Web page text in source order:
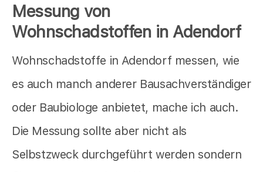
Messung von
Wohnschadstoffen in Adendorf
Wohnschadstoffe in Adendorf messen, wie
es auch manch anderer Bausachverständiger
oder Baubiologe anbietet, mache ich auch.
Die Messung sollte aber nicht als
Selbstzweck durchgeführt werden sondern